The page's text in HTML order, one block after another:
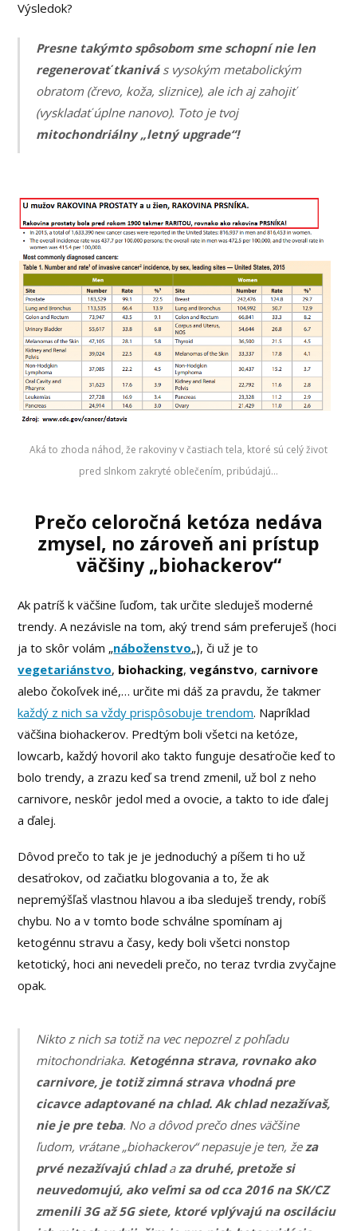
Výsledok?
Presne takýmto spôsobom sme schopní nie len
regenerovať tkanivás vysokým metabolickým
obratom (črevo, koža, sliznice), ale ich aj zahojiť
(vyskladať úplne nanovo). Toto je tvoj
mitochondriálny „letný upgrade“!
Aká to zhoda náhod, že rakoviny v častiach tela, ktoré sú celý život
pred slnkom zakryté oblečením, pribúdajú…
Prečo celoročná ketóza nedáva
zmysel, no zároveň ani prístup
väčšiny „biohackerov“
Ak patríš k väčšine ľuďom, tak určite sleduješ moderné
trendy. A nezávisle na tom, aký trend sám preferuješ (hoci
ja to skôr volám „náboženstvo„), či už je to
vegetariánstvo, biohacking,vegánstvo, carnivore
alebo čokoľvek iné,… určite mi dáš za pravdu, že takmer
každý z nich sa vždy prispôsobuje trendom. Napríklad
väčšina biohackerov. Predtým boli všetci na ketóze,
lowcarb, každý hovoril ako takto funguje desaťročie keď to
bolo trendy, a zrazu keď sa trend zmenil, už bol z neho
carnivore, neskôr jedol med a ovocie, a takto to ide ďalej
a ďalej.
Dôvod prečo to tak je je jednoduchý a píšem ti ho už
desaťrokov, od začiatku blogovania a to, že ak
nepremýšľaš vlastnou hlavou a iba sleduješ trendy, robíš
chybu. No a v tomto bode schválne spomínam aj
ketogénnu stravu a časy, kedy boli všetci nonstop
ketotický, hoci ani nevedeli prečo, no teraz tvrdia zvyčajne
opak.
Nikto z nich sa totiž na vec nepozrel z pohľadu
mitochondriaka. Ketogénna strava, rovnako ako
carnivore, je totiž zimná strava vhodná pre
cicavce adaptované na chlad. Ak chlad nezažívaš,
nie je pre teba. No a dôvod prečo dnes väčšine
ľudom, vrátane „biohackerov“ nepasuje je ten, žeza
prvé nezažívajú chladaza druhé, pretože si
neuvedomujú, ako veľmi sa od cca 2016 na SK/CZ
zmenili 3G až 5G siete, ktoré vplývajú na osciláciu